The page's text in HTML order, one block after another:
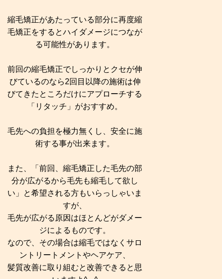
縮毛矯正があたっている部分に再度縮
毛矯正をするとハイダメージにつなが
る可能性があります。
前回の縮毛矯正でしっかりとクセが伸
びているのなら2回目以降の施術は伸
びてきたところだけにアプローチする
「リタッチ」がおすすめ。
毛先への負担を極力無くし、安全に施
術する事が出来ます。
また、「前回、縮毛矯正した毛先の部
分が広がるから毛先も縮毛して欲し
い」と希望される方もいらっしゃいま
すが、
毛先が広がる原因はほとんどがダメー
ジによるものです。
なので、その場合は縮毛ではなくサロ
ントリートメントやヘアケア、
髪質改善に取り組むと改善できると思